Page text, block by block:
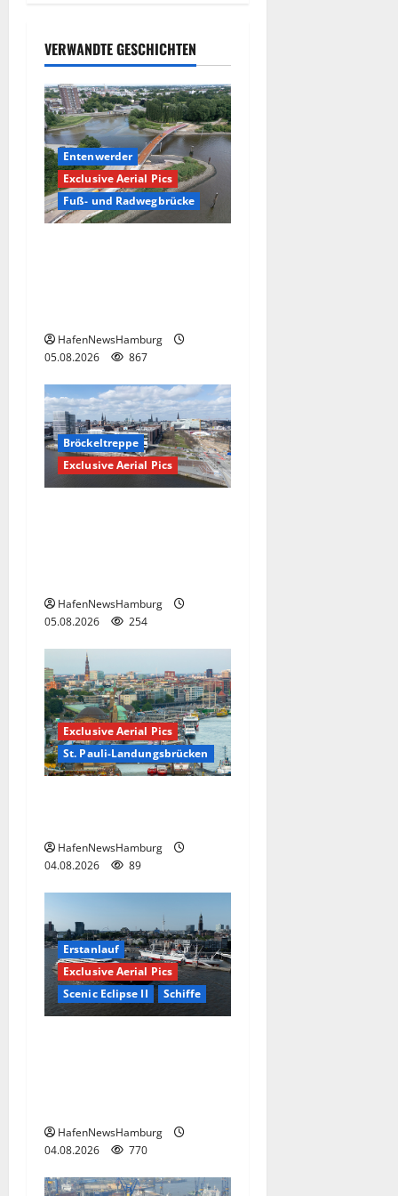
werden!
867
VERWANDTE GESCHICHTEN
Entenwerder
Exclusive Aerial Pics
Fuß- und Radwegbrücke
HafenNewsHamburg
05.08.2026
867
Bröckeltreppe
Exclusive Aerial Pics
HafenNewsHamburg
05.08.2026
254
Exclusive Aerial Pics
St. Pauli-Landungsbrücken
HafenNewsHamburg
04.08.2026
89
Erstanlauf
Exclusive Aerial Pics
Scenic Eclipse II
Schiffe
HafenNewsHamburg
04.08.2026
770